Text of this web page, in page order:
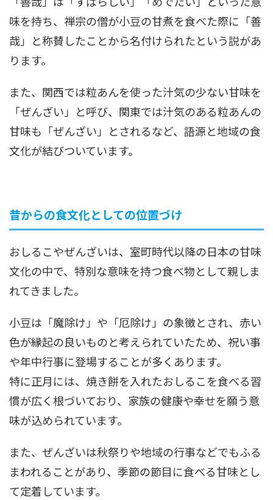
味を持ち、禅宗の僧が小豆の甘煮を食べた際に「善
哉」と称賛したことから名付けられたという説があ
ります。
また、関西では粒あんを使った汁気の少ない甘味を
「ぜんざい」と呼び、関東では汁気のある粒あんの
甘味も「ぜんざい」とされるなど、語源と地域の食
文化が結びついています。
昔からの食文化としての位置づけ
おしるこやぜんざいは、室町時代以降の日本の甘味
文化の中で、特別な意味を持つ食べ物として親しま
れてきました。
小豆は「魔除け」や「厄除け」の象徴とされ、赤い
色が縁起の良いものと考えられていたため、祝い事
や年中行事に登場することが多くあります。
特に正月には、焼き餅を入れたおしるこを食べる習
慣が広く根づいており、家族の健康や幸せを願う意
味が込められています。
また、ぜんざいは秋祭りや地域の行事などでもふる
まわれることがあり、季節の節目に食べる甘味とし
て定着しています。